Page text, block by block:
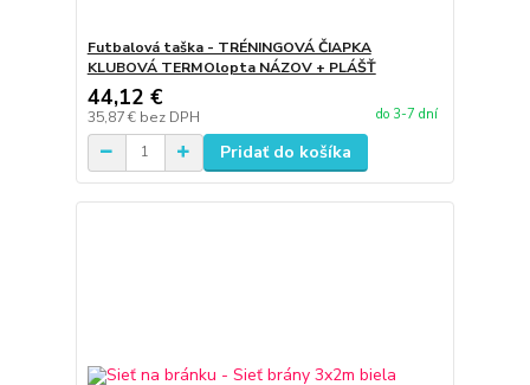
Futbalová taška - TRÉNINGOVÁ ČIAPKA
KLUBOVÁ TERMOlopta NÁZOV + PLÁŠŤ
44,12 €
35,87 € bez DPH do 3-7 dní
Pridať do košíka